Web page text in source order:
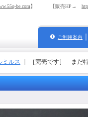
be.com】 【販売HP→
ご利用案内
ミルス ［完売です］ まだ